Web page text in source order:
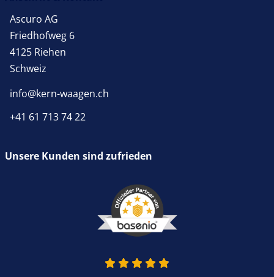
Ascuro AG
Friedhofweg 6
4125 Riehen
Schweiz
info@kern-waagen.ch
+41 61 713 74 22
Unsere Kunden sind zufrieden